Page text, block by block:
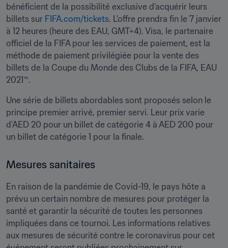
bénéficient de la possibilité exclusive d’acquérir leurs
billets sur FIFA.com/tickets. L’offre prendra fin le 7 janvier
à 12 heures (heure des EAU, GMT+4). Visa, le partenaire
officiel de la FIFA pour les services de paiement, est la
méthode de paiement privilégiée pour la vente des
billets de la Coupe du Monde des Clubs de la FIFA, EAU
2021™.
Une série de billets abordables sont proposés selon le
principe premier arrivé, premier servi. Leur prix varie
d’AED 20 pour un billet de catégorie 4 à AED 200 pour
un billet de catégorie 1 pour la finale.
Mesures sanitaires
En raison de la pandémie de Covid-19, le pays hôte a
prévu un certain nombre de mesures pour protéger la
santé et garantir la sécurité de toutes les personnes
impliquées dans ce tournoi. Les informations relatives
aux mesures de sécurité contre le coronavirus pour cet